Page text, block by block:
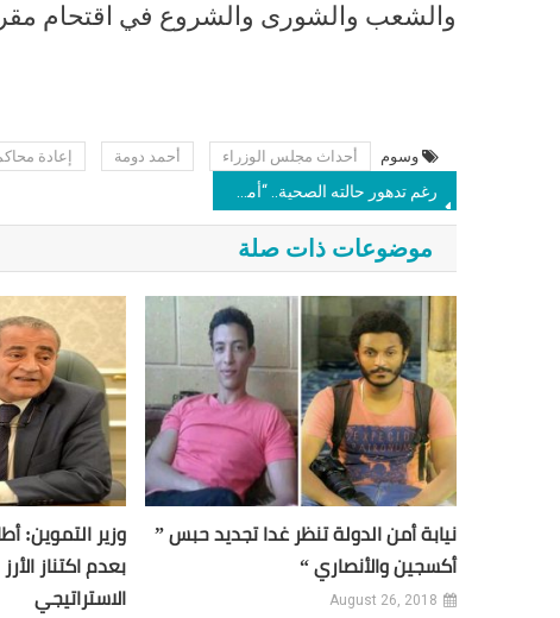
والشعب والشورى والشروع في اقتحام مقر
وسوم أحداث مجلس الوزراء أحمد دومة إعادة
موضوعات ذات صلة
نيابة أمن الدولة تنظر غدا تجديد حبس ”
أكسجين والأنصاري “
August 26, 2018
وزير التموين:
بعدم اكتناز
الاستراتيجي